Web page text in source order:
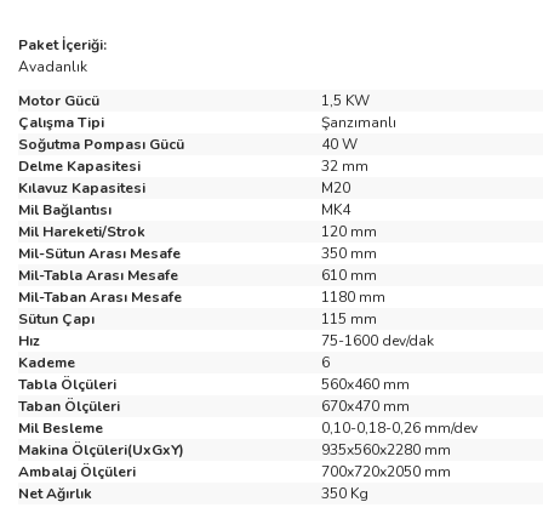
Paket İçeriği:
Avadanlık
Motor Gücü
1,5 KW
Çalışma Tipi
Şanzımanlı
Soğutma Pompası Gücü
40 W
Delme Kapasitesi
32 mm
Kılavuz Kapasitesi
M20
Mil Bağlantısı
MK4
Mil Hareketi/Strok
120 mm
Mil-Sütun Arası Mesafe
350 mm
Mil-Tabla Arası Mesafe
610 mm
Mil-Taban Arası Mesafe
1180 mm
Sütun Çapı
115 mm
Hız
75-1600 dev/dak
Kademe
6
Tabla Ölçüleri
560x460 mm
Taban Ölçüleri
670x470 mm
Mil Besleme
0,10-0,18-0,26 mm/dev
Makina Ölçüleri(UxGxY)
935x560x2280 mm
Ambalaj Ölçüleri
700x720x2050 mm
Net Ağırlık
350 Kg